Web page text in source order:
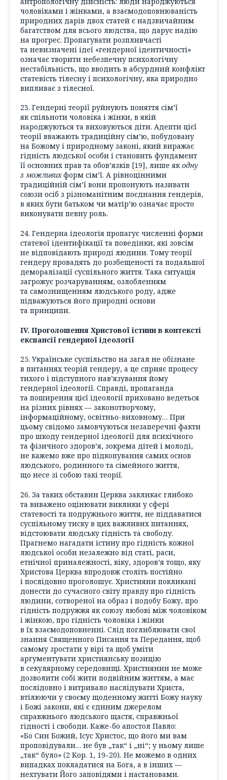
чоловіками і жінками, а взаємодоповнюваність
природних дарів двох статей є надзвичайним
багатством для всього людства, що дарує надію
на прогрес. Пропагувати розпливчасті
та невизначені ідеї «гендерної ідентичності»
означає творити небезпечну психологічну
нестабільність, що вводить в абсурдний конфлікт
статевість тілесну і психологічну, яка природно
випливає з тілесної.
23. Гендерні теорії руйнують поняття сім’ї
як спільноти чоловіка і жінки, в якій
народжуються та виховуються діти. Адепти цієї
теорії вважають традиційну сім’ю, побудовану
на Божому і природному законі, який виражає
гідність людської особи і становить фундамент
її основних прав та обов’язків [19], лише якодну
з можливихформ сім’ї. А рівноцінними
традиційній сім’ї вони пропонують називати
союзи осіб з різноманітним поєднання гендерів,
в яких бути батьком чи матір’ю означає просто
виконувати певну роль.
24. Гендерна ідеологія пропагує численні форми
статевої ідентифікації та поведінки, які зовсім
не відповідають природі людини. Тому теорії
гендеру провадять до розбещеності та подальшої
деморалізації суспільного життя. Така ситуація
загрожує розчаруванням, озлобленням
та самознищенням людського роду, адже
підважуються його природні основи
та принципи.
IV. Проголошення Христової істини в контексті
експансії гендерної ідеології
25. Українське суспільство на загал не обізнане
в питаннях теорій гендеру, а це сприяє процесу
тихого і підступного нав’язування йому
гендерної ідеології. Справді, пропаганда
та поширення цієї ідеології приховано ведеться
на різних рівнях — законотворчому,
інформаційному, освітньо-виховному… При
цьому свідомо замовчуються незаперечні факти
про шкоду гендерної ідеології для психічного
та фізичного здоров’я, зокрема дітей і молоді,
не кажемо вже про підкопування самих основ
людського, родинного та сімейного життя,
що несе зі собою такі теорії.
26. За таких обставин Церква закликає глибоко
та виважено оцінювати виклики у сфері
статевості та подружнього життя, не піддаватися
суспільному тиску в цих важливих питаннях,
відстоювати людську гідність та свободу.
Прагнемо нагадати істину про гідність кожної
людської особи незалежно від статі, раси,
етнічної приналежності, віку, здоров’я тощо, яку
Христова Церква впродовж століть постійно
і послідовно проголошує. Християни покликані
донести до сучасного світу правду про гідність
людини, сотвореної на образ і подобу Божу, про
гідність подружжя як союзу любові між чоловіком
і жінкою, про гідність чоловіка і жінки
в їх взаємодоповненні. Слід поглиблювати свої
знання Священного Писання та Передання, щоб
самому зростати у вірі та щоб уміти
аргументувати християнську позицію
в секулярному середовищі. Християнин не може
дозволити собі жити подвійним життям, а має
послідовно і витривало наслідувати Христа,
втілюючи у своєму щоденному житті Божу науку
і Божі закони, які є єдиним джерелом
справжнього людського щастя, справжньої
гідності і свободи. Каже-бо апостол Павло:
«Бо Син Божий, Ісус Христос, що його ми вам
проповідували… не був „так“ і „ні“; у ньому лише
„так“ було» (2 Кор. 1, 19–20). Не можемо в одних
випадках покладатися на Бога, а в інших —
нехтувати Його заповідями і настановами.